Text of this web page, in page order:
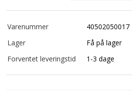
Varenummer
40502050017
Lager
Få på lager
Forventet leveringstid
1-3 dage